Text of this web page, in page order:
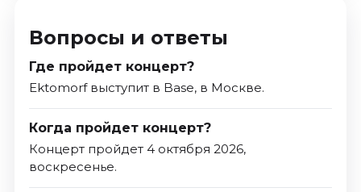
Вопросы и ответы
Где пройдет концерт?
Ektomorf выступит в Base, в Москве.
Когда пройдет концерт?
Концерт пройдет 4 октября 2026,
воскресенье.